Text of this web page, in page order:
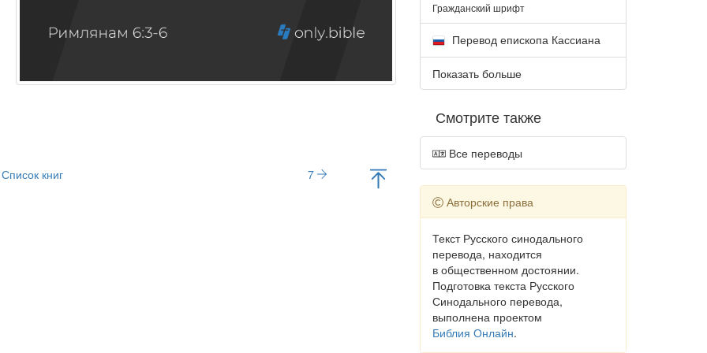
Список книг 7
Гражданский шрифт
Перевод епископа Кассиана
Показать больше
Смотрите также
Все переводы
Авторские права
Текст Русского синодального
перевода, находится
в общественном достоянии.
Подготовка текста Русского
Синодального перевода,
выполнена проектом
Библия Онлайн.